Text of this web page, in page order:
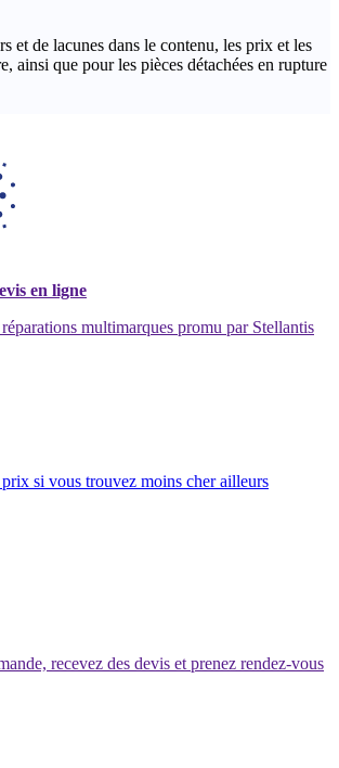
et de lacunes dans le contenu, les prix et les
ainsi que pour les pièces détachées en rupture
en ligne
multimarques promu par Stellantis
si vous trouvez moins cher ailleurs
recevez des devis et prenez rendez-vous